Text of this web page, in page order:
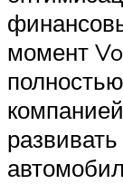
момент